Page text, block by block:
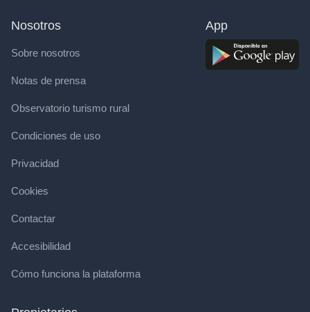
Nosotros
Sobre nosotros
Notas de prensa
Observatorio turismo rural
Condiciones de uso
Privacidad
Cookies
Contactar
Accesibilidad
Cómo funciona la plataforma
App